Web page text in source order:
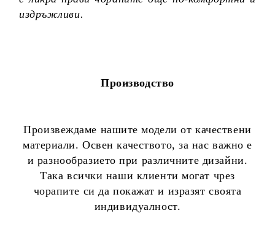
издръжливи.
Производство
Произвеждаме нашите модели от качествени
материали. Освен качеството, за нас важно е
и разнообразието при различните дизайни.
Така всички наши клиенти могат чрез
чорапите си да покажат и изразят своята
индивидуалност.